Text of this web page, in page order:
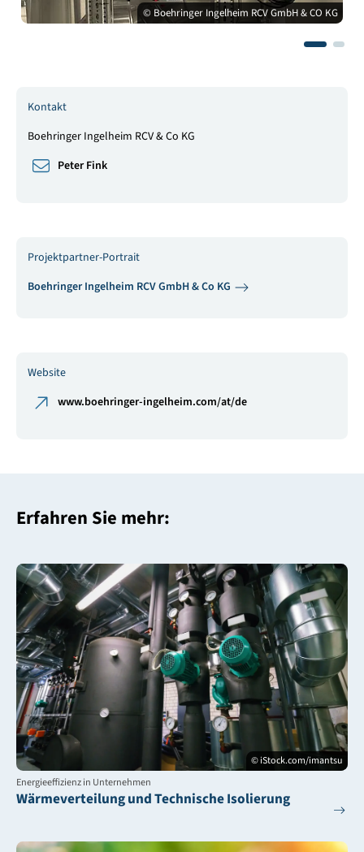
© Boehringer Ingelheim RCV GmbH & CO KG
Kontakt
Boehringer Ingelheim RCV & Co KG
Peter Fink
Projektpartner-Portrait
Boehringer Ingelheim RCV GmbH & Co KG
Website
www.boehringer-ingelheim.com/at/de
Erfahren Sie mehr:
© iStock.com/imantsu
Energieeffizienz in Unternehmen
Wärmeverteilung und Technische Isolierung